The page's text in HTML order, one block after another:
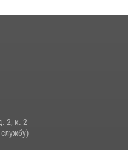
(видео)
пребывания молодежи в
2, к. 2